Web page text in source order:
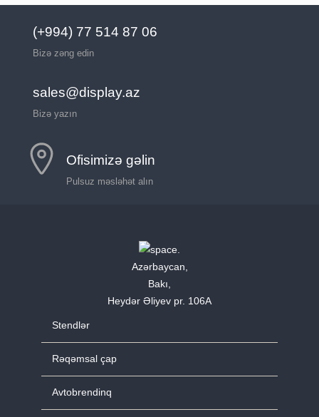
(+994) 77 514 87 06
Bizə zəng edin
sales@display.az
Bizə yazın
Ofisimizə gəlin
Pulsuz məsləhət alın
Azərbaycan,
Bakı,
Heydər Əliyev pr. 106A
Stendlər
Rəqəmsal çap
Avtobrendinq